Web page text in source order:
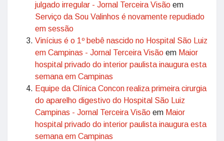
julgado irregular - Jornal Terceira Visão em
Serviço da Sou Valinhos é novamente repudiado
em sessão
Vinícius é o 1º bebê nascido no Hospital São Luiz
em Campinas - Jornal Terceira Visão em Maior
hospital privado do interior paulista inaugura esta
semana em Campinas
Equipe da Clínica Concon realiza primeira cirurgia
do aparelho digestivo do Hospital São Luiz
Campinas - Jornal Terceira Visão em Maior
hospital privado do interior paulista inaugura esta
semana em Campinas